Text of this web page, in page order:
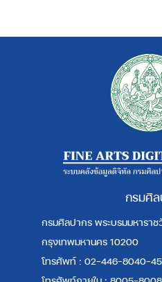
กรมศิล
กรมศิลปากร พระบรมมหาราช
กรุงเทพมหานคร 10200
โทรศัพท์ : 02-446-8040-45